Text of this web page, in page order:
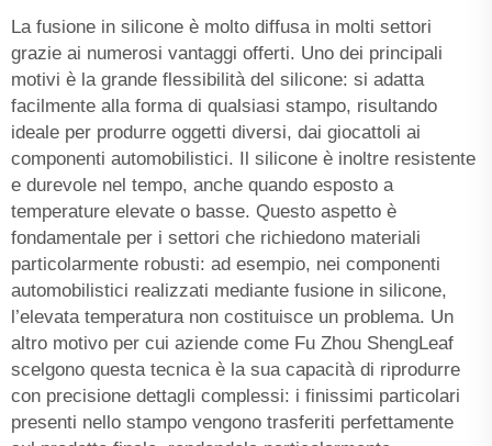
La fusione in silicone è molto diffusa in molti settori
grazie ai numerosi vantaggi offerti. Uno dei principali
motivi è la grande flessibilità del silicone: si adatta
facilmente alla forma di qualsiasi stampo, risultando
ideale per produrre oggetti diversi, dai giocattoli ai
componenti automobilistici. Il silicone è inoltre resistente
e durevole nel tempo, anche quando esposto a
temperature elevate o basse. Questo aspetto è
fondamentale per i settori che richiedono materiali
particolarmente robusti: ad esempio, nei componenti
automobilistici realizzati mediante fusione in silicone,
l’elevata temperatura non costituisce un problema. Un
altro motivo per cui aziende come Fu Zhou ShengLeaf
scelgono questa tecnica è la sua capacità di riprodurre
con precisione dettagli complessi: i finissimi particolari
presenti nello stampo vengono trasferiti perfettamente